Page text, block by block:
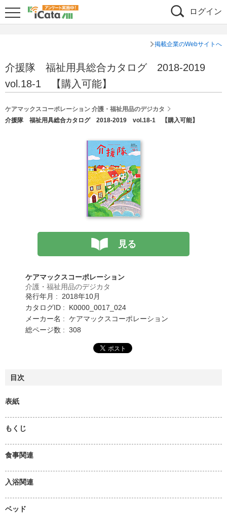
ログイン
掲載企業のWebサイトへ
介援隊 福祉用具総合カタログ 2018-2019
vol.18-1 【購入可能】
ケアマックスコーポレーション 介護・福祉用品のデジカタ
介援隊 福祉用具総合カタログ 2018-2019 vol.18-1 【購入可能】
見る
ケアマックスコーポレーション
介護・福祉用品のデジカタ
発行年月 : 2018年10月
カタログID : K0000_0017_024
メーカー名 : ケアマックスコーポレーション
総ページ数 : 308
目次
表紙
もくじ
食事関連
入浴関連
ベッド